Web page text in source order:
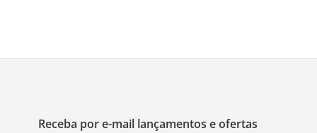
Receba por e-mail lançamentos e ofertas